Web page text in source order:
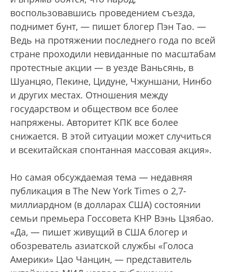
воспользовавшись проведением съезда,
поднимет бунт, — пишет блогер Пэн Тао. —
Ведь на протяжении последнего года по всей
стране проходили невиданные по масштабам
протестные акции — в уезде Ваньсянь, в
Шуанцяо, Пекине, Цидуне, Чжуншани, Нинбо
и других местах. Отношения между
государством и обществом все более
напряжены. Авторитет КПК все более
снижается. В этой ситуации может случиться
и всекитайская спонтанная массовая акция».
Но самая обсуждаемая тема — недавняя
публикация в The New York Times о 2,7-
миллиардном (в долларах США) состоянии
семьи премьера Госсовета КНР Вэнь Цзябао.
«Да, — пишет живущий в США блогер и
обозреватель азиатской службы «Голоса
Америки» Цао Чанцин, — представитель